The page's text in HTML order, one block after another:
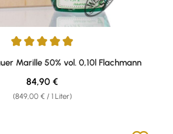
Bewertung von 4.93 von 5 Sternen
Marille 50% vol. 0,10l Flachmann
(849,00 € / 1 Liter)
Regulärer Preis:
84,90 €